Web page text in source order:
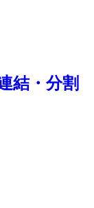
結・分割